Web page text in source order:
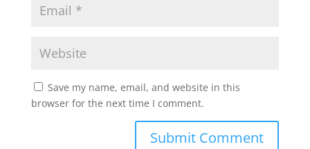
Save my name, email, and website in this
browser for the next time I comment.